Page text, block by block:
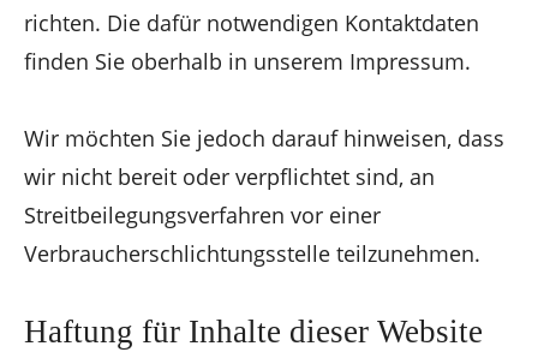
richten. Die dafür notwendigen Kontaktdaten
finden Sie oberhalb in unserem Impressum.
Wir möchten Sie jedoch darauf hinweisen, dass
wir nicht bereit oder verpflichtet sind, an
Streitbeilegungsverfahren vor einer
Verbraucherschlichtungsstelle teilzunehmen.
Haftung für Inhalte dieser Website